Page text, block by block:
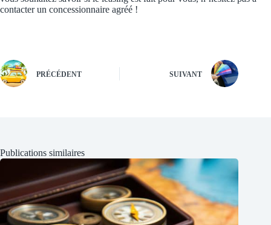
contacter un concessionnaire agréé !
PRÉCÉDENT SUIVANT
Publications similaires